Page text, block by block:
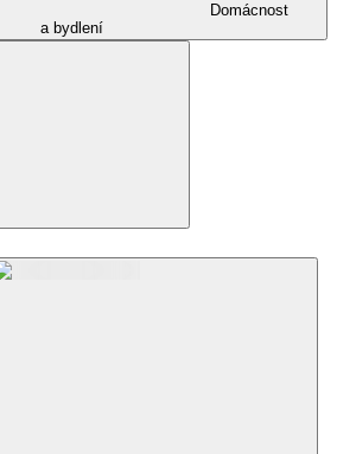
Domácnost
a bydlení